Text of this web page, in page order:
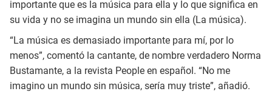
importante que es la música para ella y lo que significa en
su vida y no se imagina un mundo sin ella (La música).
“La música es demasiado importante para mí, por lo
menos”, comentó la cantante, de nombre verdadero Norma
Bustamante, a la revista People en español. “No me
imagino un mundo sin música, sería muy triste”, añadió.